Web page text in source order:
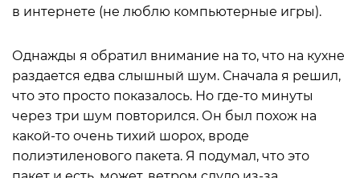
в интернете (не люблю компьютерные игры).
Однажды я обратил внимание на то, что на кухне
раздается едва слышный шум. Сначала я решил,
что это просто показалось. Но где-то минуты
через три шум повторился. Он был похож на
какой-то очень тихий шорох, вроде
полиэтиленового пакета. Я подумал, что это